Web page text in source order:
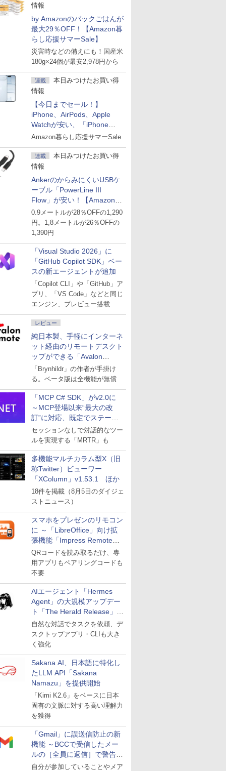
情報
by Amazonのパックごはんが
最大29％OFF！【Amazon暮
らし応援サマーSale】
災害時などの備えにも！国産米
180g×24個が最安2,978円から
連載
本日みつけたお買い得
情報
【今日までセール！】
iPhone、AirPods、Apple
Watchが安い、「iPhone
Air」256GB版が139,800円な
Amazon暮らし応援サマーSale
連載
本日みつけたお買い得
情報
AnkerのからみにくいUSBケ
ーブル「PowerLine III
Flow」が安い！【Amazon暮
らし応援サマーSale】
0.9メートルが28％OFFの1,290
円。1,8メートルが26％OFFの
1,390円
「Visual Studio 2026」に
「GitHub Copilot SDK」ベー
スの新エージェントが追加
「Copilot CLI」や「GitHub」ア
プリ、「VS Code」などと同じ
エンジン、プレビュー搭載
レビュー
純日本製、手軽にインターネ
ット経由のリモートデスクト
ップができる「Avalon
remote」
「Brynhildr」の作者が手掛け
る。ベータ版は全機能が無償
「MCP C# SDK」がv2.0に
～MCP登場以来“最大の改
訂”に対応、既定でステート
レスへ
セッションなしで対話的なツー
ルを実現する「MRTR」も
多機能マルチカラム型X（旧
称Twitter）ビューワー
「XColumn」v1.53.1 ほか
18件を掲載（8月5日のダイジェ
ストニュース）
スマホをプレゼンのリモコン
に ～「LibreOffice」向け拡
張機能「Impress Remote」
が公開
QRコードを読み取るだけ、専
用アプリもペアリングコードも
不要
AIエージェント「Hermes
Agent」の大規模アップデー
ト「The Herald Release」が
公開
自然な対話でタスクを依頼、デ
スクトップアプリ・CLIも大き
く強化
Sakana AI、日本語に特化し
たLLM API「Sakana
Namazu」を提供開始
「Kimi K2.6」をベースに日本
固有の文脈に対する高い理解力
を獲得
「Gmail」に誤送信防止の新
機能 ～BCCで受信したメー
ルの［全員に返信］で警告を
表示
自分が参加していることやメア